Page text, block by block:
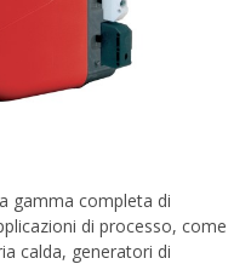
gamma completa di
di processo, come
calda, generatori di